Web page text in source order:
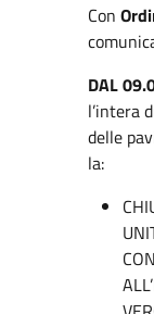
Con
DAL
l’intera
delle
la: